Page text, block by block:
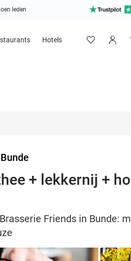
leden
Hotels
+ lekkernij +
Friends in Bunde: